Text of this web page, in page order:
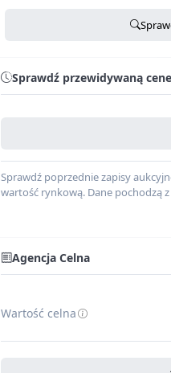
Typ paliwa
System bezpieczeństwa
Skrzynia biegów
Kolor karoserii
0%
Sprawdź przewidywaną cene
Sprawdź poprzednie zapisy
wartość rynkową. Dane pochodzą
Agencja Celna
Wartość celna